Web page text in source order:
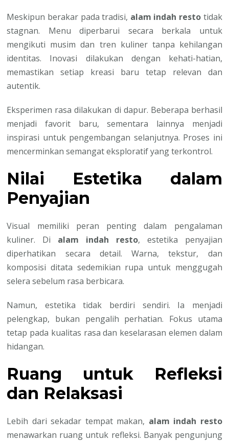
Meskipun berakar pada tradisi, alam indah restotidak
stagnan. Menu diperbarui secara berkala untuk
mengikuti musim dan tren kuliner tanpa kehilangan
identitas. Inovasi dilakukan dengan kehati-hatian,
memastikan setiap kreasi baru tetap relevan dan
autentik.
Eksperimen rasa dilakukan di dapur. Beberapa berhasil
menjadi favorit baru, sementara lainnya menjadi
inspirasi untuk pengembangan selanjutnya. Proses ini
mencerminkan semangat eksploratif yang terkontrol.
Nilai Estetika dalam
Penyajian
Visual memiliki peran penting dalam pengalaman
kuliner. Di alam indah resto, estetika penyajian
diperhatikan secara detail. Warna, tekstur, dan
komposisi ditata sedemikian rupa untuk menggugah
selera sebelum rasa berbicara.
Namun, estetika tidak berdiri sendiri. Ia menjadi
pelengkap, bukan pengalih perhatian. Fokus utama
tetap pada kualitas rasa dan keselarasan elemen dalam
hidangan.
Ruang untuk Refleksi
dan Relaksasi
Lebih dari sekadar tempat makan, alam indah resto
menawarkan ruang untuk refleksi. Banyak pengunjung